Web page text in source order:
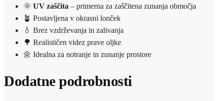
🌞 UV zaščita – primerna za zaščitena zunanja območja
🪴 Postavljena v okrasni lonček
💧 Brez vzdrževanja in zalivanja
🌳 Realističen videz prave oljke
🌼 Idealna za notranje in zunanje prostore
Dodatne podrobnosti